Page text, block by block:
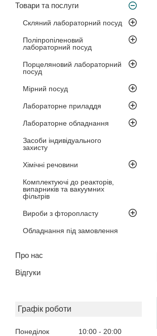
Товари та послуги
Скляний лабораторний посуд
Поліпропіленовий
лабораторний посуд
Порцеляновий лабораторний
посуд
Мірний посуд
Лабораторне приладдя
Лабораторне обладнання
Засоби індивідуального
захисту
Хімічні речовини
Комплектуючі до реакторів,
випарників та вакуумних
фільтрів
Вироби з фторопласту
Обладнання під замовлення
Про нас
Відгуки
Графік роботи
Понеділок 10:00
20:00